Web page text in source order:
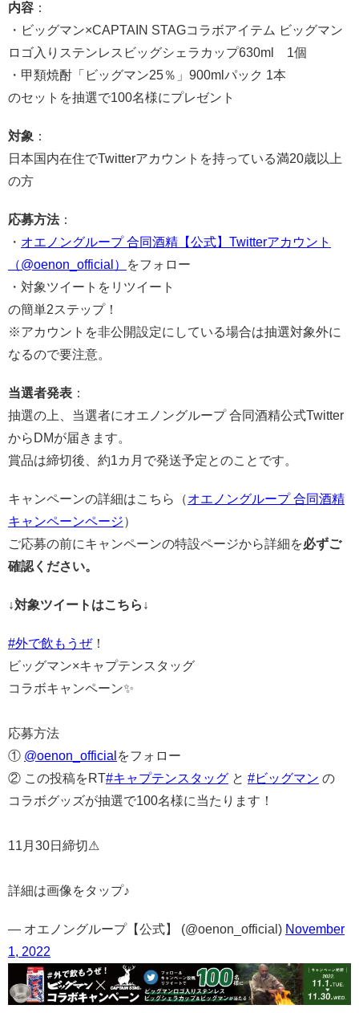
内容 ：
・ビッグマン×CAPTAIN STAGコラボアイテム ビッグマン
ロゴ入りステンレスビッグシェラカップ630ml 1個
・甲類焼酎「ビッグマン25％」900mlパック 1本
のセットを抽選で100名様にプレゼント
対象 ：
日本国内在住でTwitterアカウントを持っている満20歳以上
の方
応募方法：
・ オエノングループ 合同酒精【公式】Twitterアカウント
（@oenon_official）
をフォロー
・対象ツイートをリツイート
の簡単2ステップ！
※アカウントを非公開設定にしている場合は抽選対象外に
なるので要注意。
当選者発表 ：
抽選の上、当選者にオエノングループ 合同酒精公式Twitter
からDMが届きます。
賞品は締切後、約1カ月で発送予定とのことです。
キャンペーンの詳細はこちら（オエノングループ 合同酒精
キャンペーンページ）
ご応募の前にキャンペーンの特設ページから詳細を必ずご
確認ください。
↓対象ツイートはこちら↓
#外で飲もうぜ！
ビッグマン×キャプテンスタッグ
コラボキャンペーン✨
応募方法
① @oenon_official をフォロー
② この投稿をRT#キャプテンスタッグ と #ビッグマン の
コラボグッズが抽選で100名様に当たります！
11月30日締切⚠
詳細は画像をタップ♪
— オエノングループ【公式】 (@oenon_official) November
1, 2022